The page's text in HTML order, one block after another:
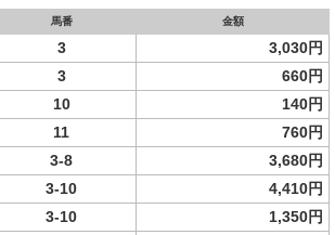
馬番 金額
3 3,030円
3
660円
10
140円
11
760円
3-8
3,680円
3-10 4,410円
3-10
1,350円